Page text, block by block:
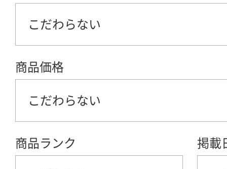
こだわらない
商品価格
こだわらない
商品ランク 掲載